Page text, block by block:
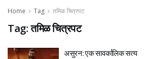
Home Tag तमिळ चित्रपट
Tag:तमिळ चित्रपट
असुरन: एक सावर्कालिक सत्य